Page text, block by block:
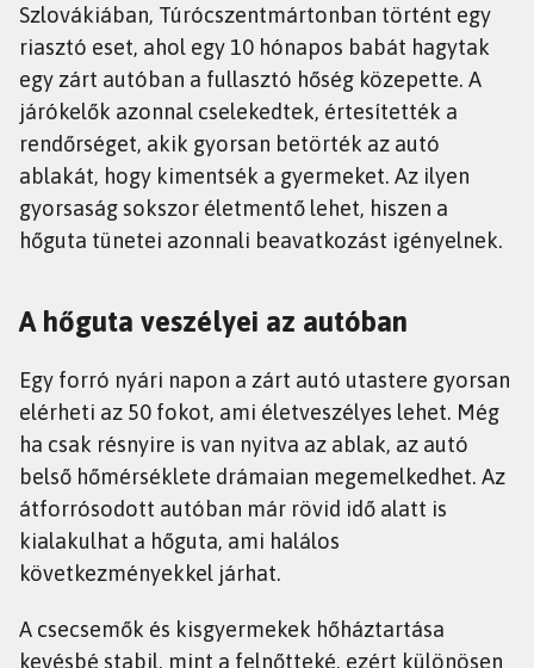
Szlovákiában, Túrócszentmártonban történt egy
riasztó eset, ahol egy 10 hónapos babát hagytak
egy zárt autóban a fullasztó hőség közepette. A
járókelők azonnal cselekedtek, értesítették a
rendőrséget, akik gyorsan betörték az autó
ablakát, hogy kimentsék a gyermeket. Az ilyen
gyorsaság sokszor életmentő lehet, hiszen a
hőguta tünetei azonnali beavatkozást igényelnek.
A hőguta veszélyei az autóban
Egy forró nyári napon a zárt autó utastere gyorsan
elérheti az 50 fokot, ami életveszélyes lehet. Még
ha csak résnyire is van nyitva az ablak, az autó
belső hőmérséklete drámaian megemelkedhet. Az
átforrósodott autóban már rövid idő alatt is
kialakulhat a hőguta, ami halálos
következményekkel járhat.
A csecsemők és kisgyermekek hőháztartása
kevésbé stabil, mint a felnőtteké, ezért különösen